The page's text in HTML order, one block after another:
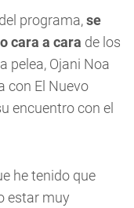
programa,se
cara a cara de los
pelea, Ojani Noa
con El Nuevo
encuentro con el
he tenido que
estar muy